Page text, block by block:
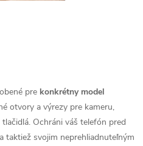
pre konkrétny model
otvory a výrezy pre kameru,
Ochráni váš telefón pred
a taktiež svojim neprehliadnuteľným